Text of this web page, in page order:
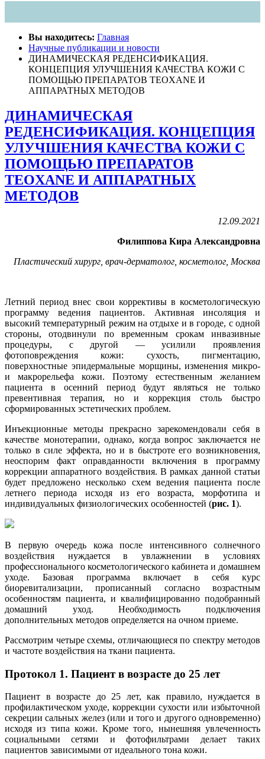
Вы находитесь: Главная
Научные публикации и новости
ДИНАМИЧЕСКАЯ РЕДЕНСИФИКАЦИЯ.
КОНЦЕПЦИЯ УЛУЧШЕНИЯ КАЧЕСТВА КОЖИ С
ПОМОЩЬЮ ПРЕПАРАТОВ TEOXANE И
АППАРАТНЫХ МЕТОДОВ
ДИНАМИЧЕСКАЯ
РЕДЕНСИФИКАЦИЯ. КОНЦЕПЦИЯ
УЛУЧШЕНИЯ КАЧЕСТВА КОЖИ С
ПОМОЩЬЮ ПРЕПАРАТОВ
TEOXANE И АППАРАТНЫХ
МЕТОДОВ
12.09.2021
Филиппова Кира Александровна
Пластический хирург, врач-дерматолог, косметолог, Москва
Летний период внес свои коррективы в косметологическую
программу ведения пациентов. Активная инсоляция и
высокий температурный режим на отдыхе и в городе, с одной
стороны, отодвинули по временным срокам инвазивные
процедуры, с другой — усилили проявления
фотоповреждения кожи: сухость, пигментацию,
поверхностные эпидермальные морщины, изменения микро-
и макрорельефа кожи. Поэтому естественным желанием
пациента в осенний период будут являться не только
превентивная терапия, но и коррекция столь быстро
сформированных эстетических проблем.
Инъекционные методы прекрасно зарекомендовали себя в
качестве монотерапии, однако, когда вопрос заключается не
только в силе эффекта, но и в быстроте его возникновения,
неоспорим факт оправданности включения в программу
коррекции аппаратного воздействия. В рамках данной статьи
будет предложено несколько схем ведения пациента после
летнего периода исходя из его возраста, морфотипа и
индивидуальных физиологических особенностей (рис. 1).
В первую очередь кожа после интенсивного солнечного
воздействия нуждается в увлажнении в условиях
профессионального косметологического кабинета и домашнем
уходе. Базовая программа включает в себя курс
биоревитализации, прописанный согласно возрастным
особенностям пациента, и квалифицированно подобранный
домашний уход. Необходимость подключения
дополнительных методов определяется на очном приеме.
Рассмотрим четыре схемы, отличающиеся по спектру методов
и частоте воздействия на ткани пациента.
Протокол 1. Пациент в возрасте до 25 лет
Пациент в возрасте до 25 лет, как правило, нуждается в
профилактическом уходе, коррекции сухости или избыточной
секреции сальных желез (или и того и другого одновременно)
исходя из типа кожи. Кроме того, нынешняя увлеченность
социальными сетями и фотофильтрами делает таких
пациентов зависимыми от идеального тона кожи.